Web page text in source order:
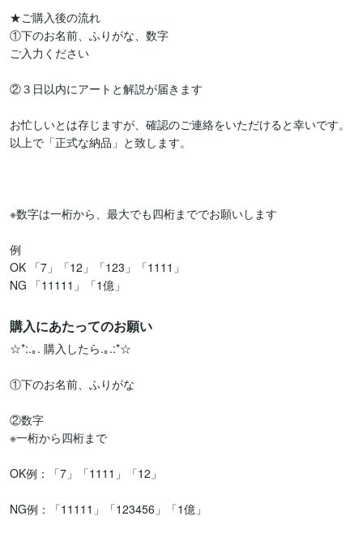
★ご購入後の流れ
①下のお名前、ふりがな、数字
ご入力ください
②３日以内にアートと解説が届きます
お忙しいとは存じますが、確認のご連絡をいただけると幸いです。
以上で「正式な納品」と致します。
※数字は一桁から、最大でも四桁まででお願いします
例
OK 「7」「12」「123」「1111」
NG 「11111」「1億」
購入にあたってのお願い
☆*:.｡. 購入したら.｡.:*☆
①下のお名前、ふりがな
②数字
※一桁から四桁まで
OK例：「7」「1111」「12」
NG例：「11111」「123456」「1億」